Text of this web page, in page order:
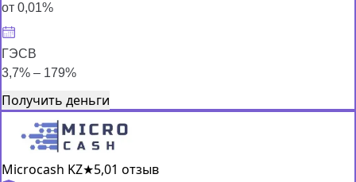
от 0,01%
ГЭСВ
3,7% – 179%
Получить деньги
Microcash KZ★5,01 отзыв